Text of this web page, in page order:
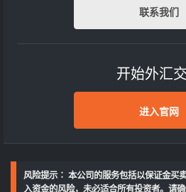
联系我们
开始外汇
进入官网
风险提示∶ 本公司的服务包括以保证金买
入资金的风险，未必适合所有投资者。请